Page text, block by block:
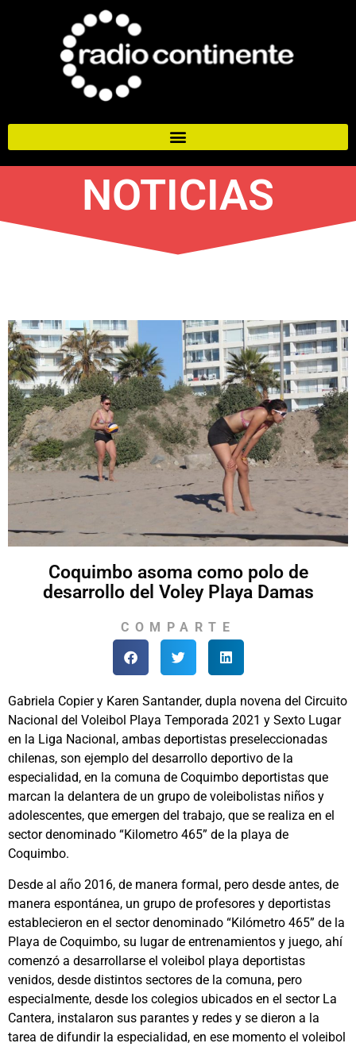
NOTICIAS
Coquimbo asoma como polo de
desarrollo del Voley Playa Damas
COMPARTE
Gabriela Copier y Karen Santander, dupla novena del Circuito
Nacional del Voleibol Playa Temporada 2021 y Sexto Lugar
en la Liga Nacional, ambas deportistas preseleccionadas
chilenas, son ejemplo del desarrollo deportivo de la
especialidad, en la comuna de Coquimbo deportistas que
marcan la delantera de un grupo de voleibolistas niños y
adolescentes, que emergen del trabajo, que se realiza en el
sector denominado “Kilometro 465” de la playa de
Coquimbo.
Desde al año 2016, de manera formal, pero desde antes, de
manera espontánea, un grupo de profesores y deportistas
establecieron en el sector denominado “Kilómetro 465” de la
Playa de Coquimbo, su lugar de entrenamientos y juego, ahí
comenzó a desarrollarse el voleibol playa deportistas
venidos, desde distintos sectores de la comuna, pero
especialmente, desde los colegios ubicados en el sector La
Cantera, instalaron sus parantes y redes y se dieron a la
tarea de difundir la especialidad, en ese momento el voleibol